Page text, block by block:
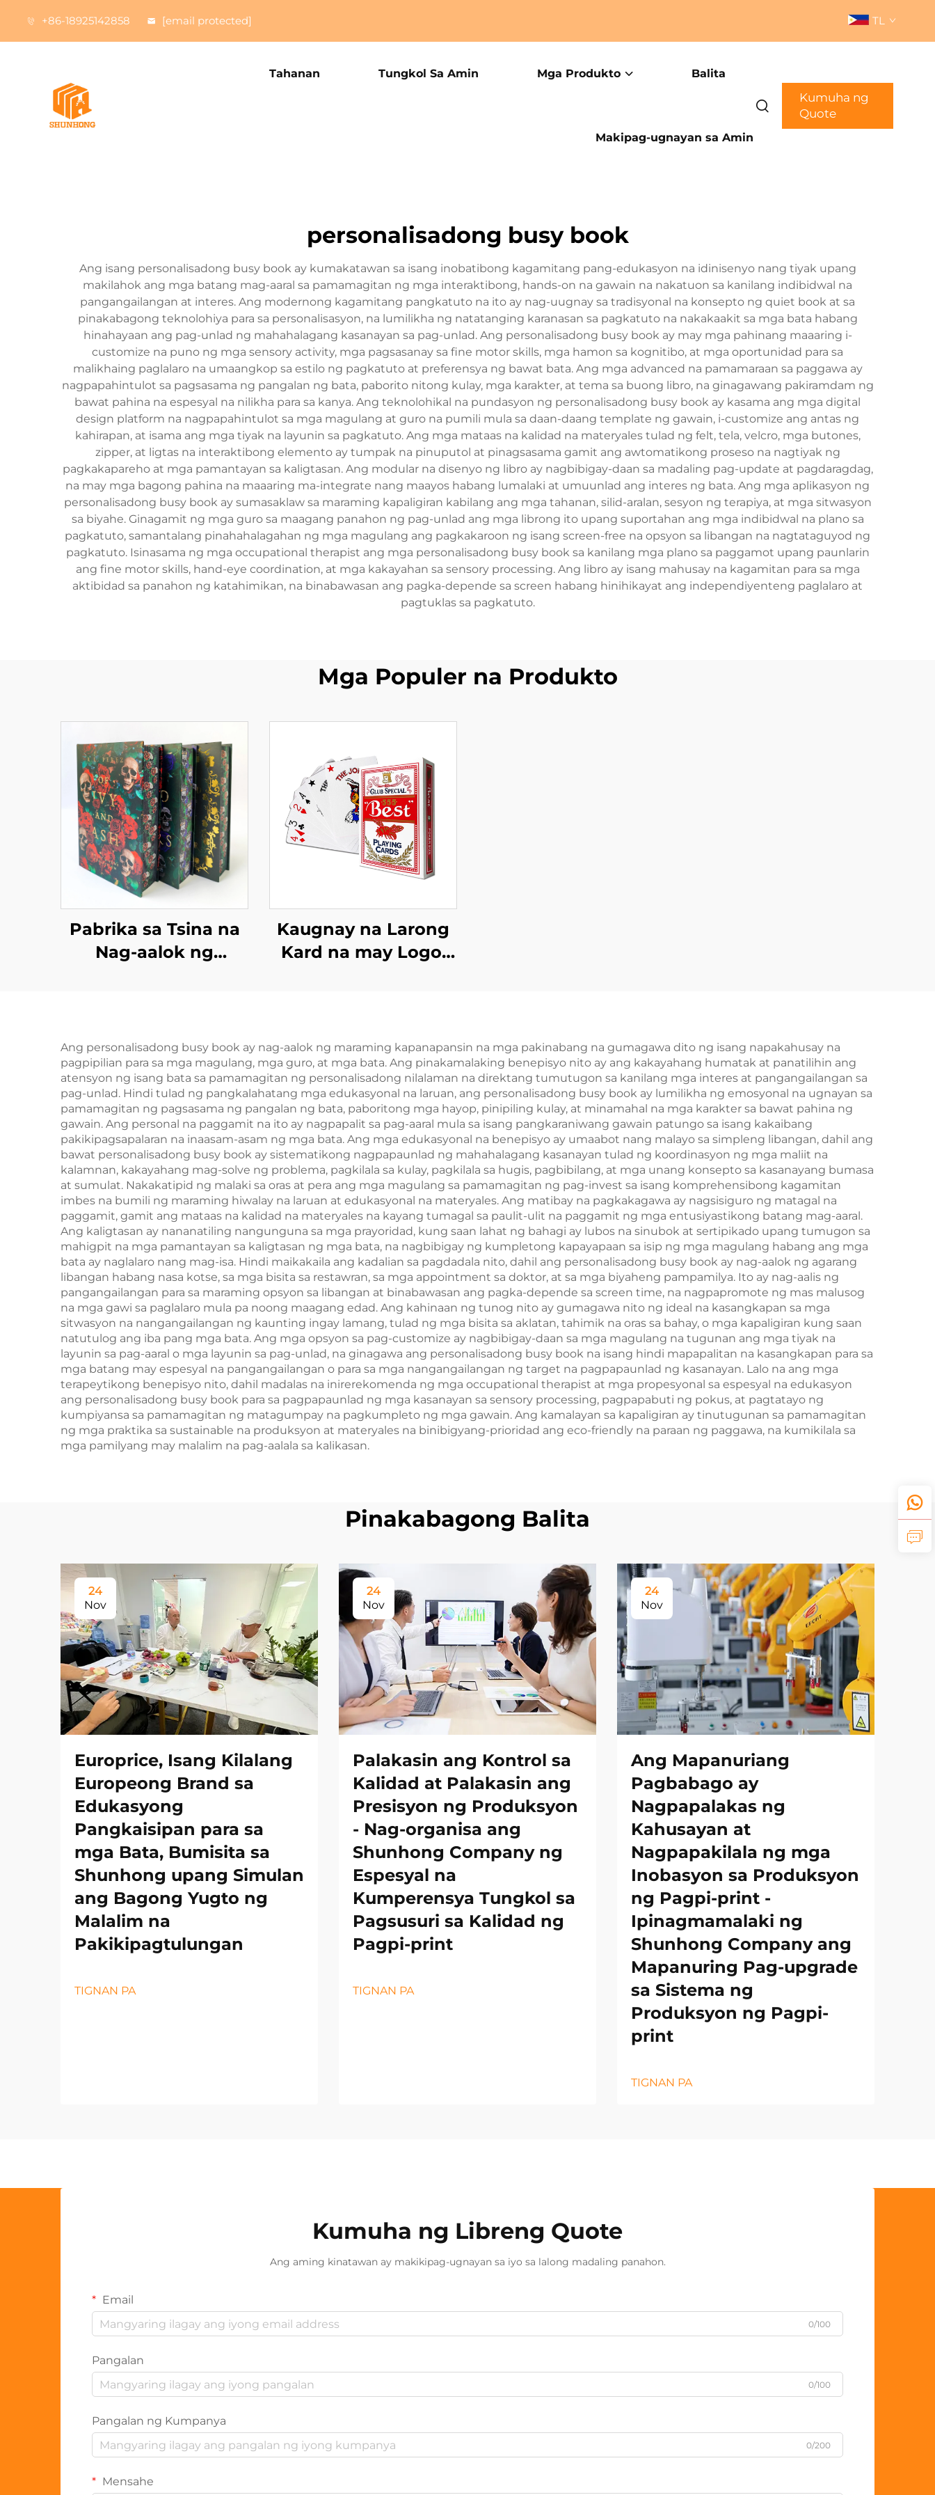
+86-18925142858 [email protected] TL
Tahanan Tungkol Sa Amin Mga Produkto Balita
Makipag-ugnayan sa Amin
Kumuha ng
Quote
personalisadong busy book
Ang isang personalisadong busy book ay kumakatawan sa isang inobatibong kagamitang pang-edukasyon na idinisenyo nang tiyak upang
makilahok ang mga batang mag-aaral sa pamamagitan ng mga interaktibong, hands-on na gawain na nakatuon sa kanilang indibidwal na
pangangailangan at interes. Ang modernong kagamitang pangkatuto na ito ay nag-uugnay sa tradisyonal na konsepto ng quiet book at sa
pinakabagong teknolohiya para sa personalisasyon, na lumilikha ng natatanging karanasan sa pagkatuto na nakakaakit sa mga bata habang
hinahayaan ang pag-unlad ng mahahalagang kasanayan sa pag-unlad. Ang personalisadong busy book ay may mga pahinang maaaring i-
customize na puno ng mga sensory activity, mga pagsasanay sa fine motor skills, mga hamon sa kognitibo, at mga oportunidad para sa
malikhaing paglalaro na umaangkop sa estilo ng pagkatuto at preferensya ng bawat bata. Ang mga advanced na pamamaraan sa paggawa ay
nagpapahintulot sa pagsasama ng pangalan ng bata, paborito nitong kulay, mga karakter, at tema sa buong libro, na ginagawang pakiramdam ng
bawat pahina na espesyal na nilikha para sa kanya. Ang teknolohikal na pundasyon ng personalisadong busy book ay kasama ang mga digital
design platform na nagpapahintulot sa mga magulang at guro na pumili mula sa daan-daang template ng gawain, i-customize ang antas ng
kahirapan, at isama ang mga tiyak na layunin sa pagkatuto. Ang mga mataas na kalidad na materyales tulad ng felt, tela, velcro, mga butones,
zipper, at ligtas na interaktibong elemento ay tumpak na pinuputol at pinagsasama gamit ang awtomatikong proseso na nagtiyak ng
pagkakapareho at mga pamantayan sa kaligtasan. Ang modular na disenyo ng libro ay nagbibigay-daan sa madaling pag-update at pagdaragdag,
na may mga bagong pahina na maaaring ma-integrate nang maayos habang lumalaki at umuunlad ang interes ng bata. Ang mga aplikasyon ng
personalisadong busy book ay sumasaklaw sa maraming kapaligiran kabilang ang mga tahanan, silid-aralan, sesyon ng terapiya, at mga sitwasyon
sa biyahe. Ginagamit ng mga guro sa maagang panahon ng pag-unlad ang mga librong ito upang suportahan ang mga indibidwal na plano sa
pagkatuto, samantalang pinahahalagahan ng mga magulang ang pagkakaroon ng isang screen-free na opsyon sa libangan na nagtataguyod ng
pagkatuto. Isinasama ng mga occupational therapist ang mga personalisadong busy book sa kanilang mga plano sa paggamot upang paunlarin
ang fine motor skills, hand-eye coordination, at mga kakayahan sa sensory processing. Ang libro ay isang mahusay na kagamitan para sa mga
aktibidad sa panahon ng katahimikan, na binabawasan ang pagka-depende sa screen habang hinihikayat ang independiyenteng paglalaro at
pagtuklas sa pagkatuto.
Mga Populer na Produkto
Pabrika sa Tsina na
Nag-aalok ng
Hardcover na Aklat
na May Pininturahan
ang mga Gilid, Eco-
Friendly, Kasama
ang Dust Jacket
Kaugnay na Larong
Kard na may Logo,
Ang personalisadong busy book ay nag-aalok ng maraming kapanapansin na mga pakinabang na gumagawa dito ng isang napakahusay na
pagpipilian para sa mga magulang, mga guro, at mga bata. Ang pinakamalaking benepisyo nito ay ang kakayahang humatak at panatilihin ang
atensyon ng isang bata sa pamamagitan ng personalisadong nilalaman na direktang tumutugon sa kanilang mga interes at pangangailangan sa
pag-unlad. Hindi tulad ng pangkalahatang mga edukasyonal na laruan, ang personalisadong busy book ay lumilikha ng emosyonal na ugnayan sa
pamamagitan ng pagsasama ng pangalan ng bata, paboritong mga hayop, pinipiling kulay, at minamahal na mga karakter sa bawat pahina ng
gawain. Ang personal na paggamit na ito ay nagpapalit sa pag-aaral mula sa isang pangkaraniwang gawain patungo sa isang kakaibang
pakikipagsapalaran na inaasam-asam ng mga bata. Ang mga edukasyonal na benepisyo ay umaabot nang malayo sa simpleng libangan, dahil ang
bawat personalisadong busy book ay sistematikong nagpapaunlad ng mahahalagang kasanayan tulad ng koordinasyon ng mga maliit na
kalamnan, kakayahang mag-solve ng problema, pagkilala sa kulay, pagkilala sa hugis, pagbibilang, at mga unang konsepto sa kasanayang bumasa
at sumulat. Nakakatipid ng malaki sa oras at pera ang mga magulang sa pamamagitan ng pag-invest sa isang komprehensibong kagamitan
imbes na bumili ng maraming hiwalay na laruan at edukasyonal na materyales. Ang matibay na pagkakagawa ay nagsisiguro ng matagal na
paggamit, gamit ang mataas na kalidad na materyales na kayang tumagal sa paulit-ulit na paggamit ng mga entusiyastikong batang mag-aaral.
Ang kaligtasan ay nananatiling nangunguna sa mga prayoridad, kung saan lahat ng bahagi ay lubos na sinubok at sertipikado upang tumugon sa
mahigpit na mga pamantayan sa kaligtasan ng mga bata, na nagbibigay ng kumpletong kapayapaan sa isip ng mga magulang habang ang mga
bata ay naglalaro nang mag-isa. Hindi maikakaila ang kadalian sa pagdadala nito, dahil ang personalisadong busy book ay nag-aalok ng agarang
libangan habang nasa kotse, sa mga bisita sa restawran, sa mga appointment sa doktor, at sa mga biyaheng pampamilya. Ito ay nag-aalis ng
pangangailangan para sa maraming opsyon sa libangan at binabawasan ang pagka-depende sa screen time, na nagpapromote ng mas malusog
na mga gawi sa paglalaro mula pa noong maagang edad. Ang kahinaan ng tunog nito ay gumagawa nito ng ideal na kasangkapan sa mga
sitwasyon na nangangailangan ng kaunting ingay lamang, tulad ng mga bisita sa aklatan, tahimik na oras sa bahay, o mga kapaligiran kung saan
natutulog ang iba pang mga bata. Ang mga opsyon sa pag-customize ay nagbibigay-daan sa mga magulang na tugunan ang mga tiyak na
layunin sa pag-aaral o mga layunin sa pag-unlad, na ginagawa ang personalisadong busy book na isang hindi mapapalitan na kasangkapan para sa
mga batang may espesyal na pangangailangan o para sa mga nangangailangan ng target na pagpapaunlad ng kasanayan. Lalo na ang mga
terapeytikong benepisyo nito, dahil madalas na inirerekomenda ng mga occupational therapist at mga propesyonal sa espesyal na edukasyon
ang personalisadong busy book para sa pagpapaunlad ng mga kasanayan sa sensory processing, pagpapabuti ng pokus, at pagtatayo ng
kumpiyansa sa pamamagitan ng matagumpay na pagkumpleto ng mga gawain. Ang kamalayan sa kapaligiran ay tinutugunan sa pamamagitan
ng mga praktika sa sustainable na produksyon at materyales na binibigyang-prioridad ang eco-friendly na paraan ng paggawa, na kumikilala sa
mga pamilyang may malalim na pag-aalala sa kalikasan.
Pinakabagong Balita
24
Nov
Europrice, Isang Kilalang
Europeong Brand sa
Edukasyong
Pangkaisipan para sa
mga Bata, Bumisita sa
Shunhong upang Simulan
ang Bagong Yugto ng
Malalim na
Pakikipagtulungan
TIGNAN PA
24
Nov
Palakasin ang Kontrol sa
Kalidad at Palakasin ang
Presisyon ng Produksyon
- Nag-organisa ang
Shunhong Company ng
Espesyal na
Kumperensya Tungkol sa
Pagsusuri sa Kalidad ng
Pagpi-print
TIGNAN PA
24
Nov
Ang Mapanuriang
Pagbabago ay
Nagpapalakas ng
Kahusayan at
Nagpapakilala ng mga
Inobasyon sa Produksyon
ng Pagpi-print -
Ipinagmamalaki ng
Shunhong Company ang
Mapanuring Pag-upgrade
sa Sistema ng
Produksyon ng Pagpi-
print
TIGNAN PA
Kumuha ng Libreng Quote
Ang aming kinatawan ay makikipag-ugnayan sa iyo sa lalong madaling panahon.
Email
0/100
Pangalan
0/100
Pangalan ng Kumpanya
0/200
Mensahe